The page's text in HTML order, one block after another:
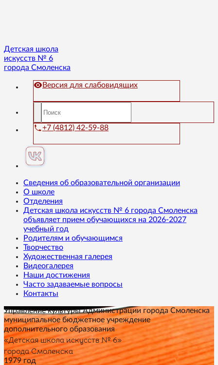
Детская школа
искусств № 6
города Смоленска
Версия для слабовидящих
+7 (4812) 42-59-88
Сведения об образовательной организации
О школе
Отделения
Детская школа искусств № 6 города Смоленска
объявляет прием обучающихся на 2026-2027
учебный год
Родителям и обучающимся
Творчество
Художественная галерея
Видеогалерея
Наши достижения
Часто задаваемые вопросы
Контакты
Управление культуры Администрации города Смоленска
муниципальное бюджетное учреждение
дополнительного образования
«Детская школа искусств № 6»
города Смоленска
1979 год